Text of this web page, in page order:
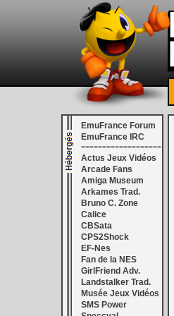
EmuFrance Forum
EmuFrance IRC
===================
Actus Jeux Vidéos
Arcade Fans
Amiga Museum
Arkames Trad.
Bruno C. Zone
Calice
CBSata
CPS2Shock
EF-Nes
Fan de la NES
GirlFriend Adv.
Landstalker Trad.
Musée Jeux Vidéos
SMS Power